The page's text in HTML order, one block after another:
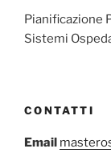
Pianificazione
Sistemi
CONTATTI
Email